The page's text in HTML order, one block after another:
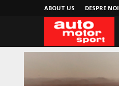
ABOUT US DESPRE NOI